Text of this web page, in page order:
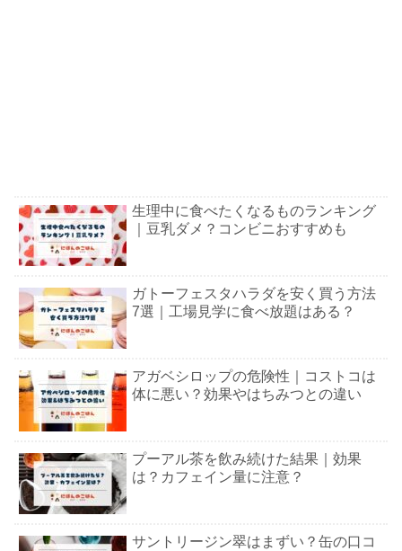
生理中に食べたくなるものランキング
｜豆乳ダメ？コンビニおすすめも
ガトーフェスタハラダを安く買う方法
7選｜工場見学に食べ放題はある？
アガベシロップの危険性｜コストコは
体に悪い？効果やはちみつとの違い
プーアル茶を飲み続けた結果｜効果
は？カフェイン量に注意？
サントリージン翠はまずい？缶の口コ